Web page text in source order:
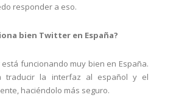
responder a eso.
bien Twitter en España?
está funcionando muy bien en España.
traducir la interfaz al español y el
haciéndolo más seguro.